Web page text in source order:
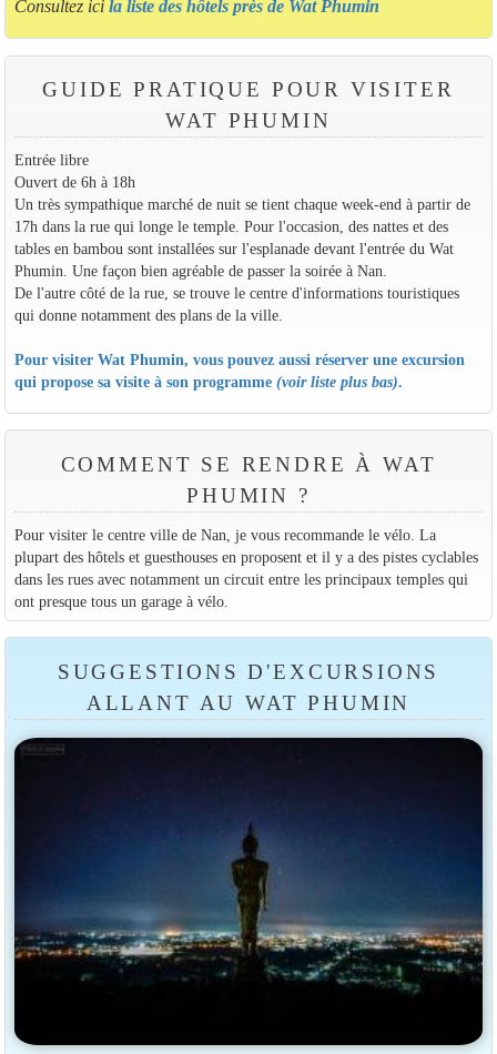
Consultez ici la liste des hôtels près de Wat Phumin
GUIDE PRATIQUE POUR VISITER
WAT PHUMIN
Entrée libre
Ouvert de 6h à 18h
Un très sympathique marché de nuit se tient chaque week-end à partir de
17h dans la rue qui longe le temple. Pour l'occasion, des nattes et des
tables en bambou sont installées sur l'esplanade devant l'entrée du Wat
Phumin. Une façon bien agréable de passer la soirée à Nan.
De l'autre côté de la rue, se trouve le centre d'informations touristiques
qui donne notamment des plans de la ville.
Pour visiter Wat Phumin, vous pouvez aussi réserver une excursion
qui propose sa visite à son programme (voir liste plus bas).
COMMENT SE RENDRE À WAT
PHUMIN ?
Pour visiter le centre ville de Nan, je vous recommande le vélo. La
plupart des hôtels et guesthouses en proposent et il y a des pistes cyclables
dans les rues avec notamment un circuit entre les principaux temples qui
ont presque tous un garage à vélo.
SUGGESTIONS D'EXCURSIONS
ALLANT AU WAT PHUMIN